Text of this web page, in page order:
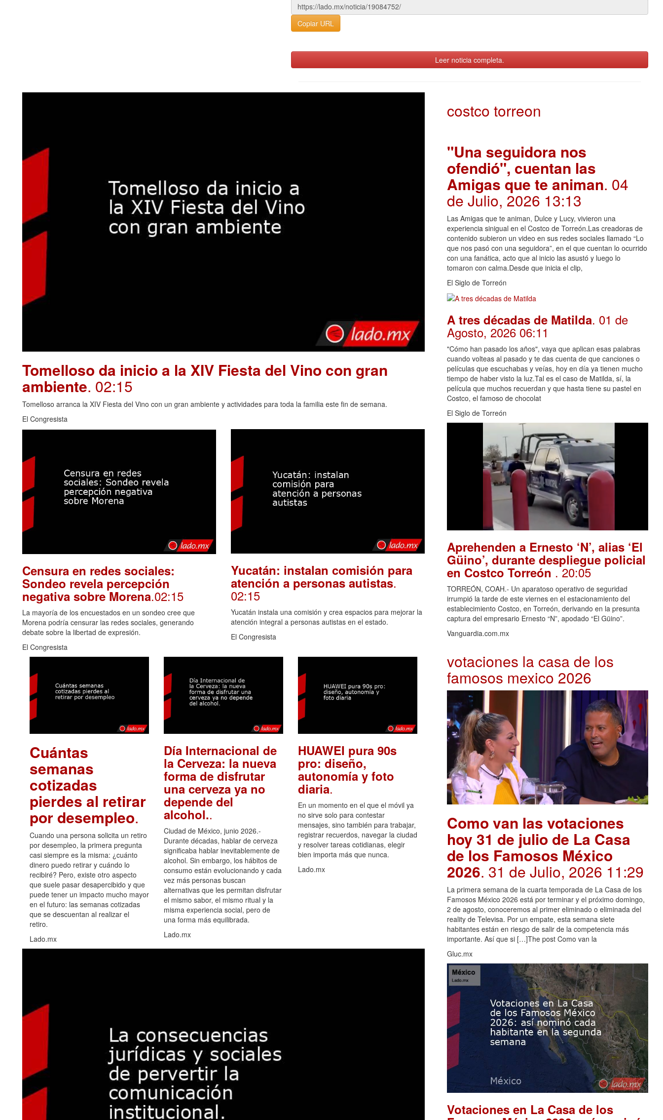
Copiar URL
Leer noticia completa.
Tomelloso da inicio a la XIV Fiesta del Vino con gran
ambiente. 02:15
Tomelloso arranca la XIV Fiesta del Vino con un gran ambiente y actividades para toda la familia este fin de semana.
El Congresista
Censura en redes sociales:
Sondeo revela percepción
negativa sobre Morena.02:15
La mayoría de los encuestados en un sondeo cree que
Morena podría censurar las redes sociales, generando
debate sobre la libertad de expresión.
El Congresista
Yucatán: instalan comisión para
atención a personas autistas.
02:15
Yucatán instala una comisión y crea espacios para mejorar la
atención integral a personas autistas en el estado.
El Congresista
Cuántas
semanas
cotizadas
pierdes al retirar
por desempleo.
Cuando una persona solicita un retiro
por desempleo, la primera pregunta
casi siempre es la misma: ¿cuánto
dinero puedo retirar y cuándo lo
recibiré? Pero, existe otro aspecto
que suele pasar desapercibido y que
puede tener un impacto mucho mayor
en el futuro: las semanas cotizadas
que se descuentan al realizar el
retiro.
Lado.mx
Día Internacional de
la Cerveza: la nueva
forma de disfrutar
una cerveza ya no
depende del
alcohol..
Ciudad de México, junio 2026.-
Durante décadas, hablar de cerveza
significaba hablar inevitablemente de
alcohol. Sin embargo, los hábitos de
consumo están evolucionando y cada
vez más personas buscan
alternativas que les permitan disfrutar
el mismo sabor, el mismo ritual y la
misma experiencia social, pero de
una forma más equilibrada.
Lado.mx
HUAWEI pura 90s
pro: diseño,
autonomía y foto
diaria.
En un momento en el que el móvil ya
no sirve solo para contestar
mensajes, sino también para trabajar,
registrar recuerdos, navegar la ciudad
y resolver tareas cotidianas, elegir
bien importa más que nunca.
Lado.mx
costco torreon
"Una seguidora nos
ofendió", cuentan las
Amigas que te animan. 04
de Julio, 2026 13:13
Las Amigas que te animan, Dulce y Lucy, vivieron una
experiencia sinigual en el Costco de Torreón.Las creadoras de
contenido subieron un video en sus redes sociales llamado “Lo
que nos pasó con una seguidora”, en el que cuentan lo ocurrido
con una fanática, acto que al inicio las asustó y luego lo
tomaron con calma.Desde que inicia el clip,
El Siglo de Torreón
A tres décadas de Matilda. 01 de
Agosto, 2026 06:11
"Cómo han pasado los años", vaya que aplican esas palabras
cuando volteas al pasado y te das cuenta de que canciones o
películas que escuchabas y veías, hoy en día ya tienen mucho
tiempo de haber visto la luz.Tal es el caso de Matilda, sí, la
película que muchos recuerdan y que hasta tiene su pastel en
Costco, el famoso de chocolat
El Siglo de Torreón
Aprehenden a Ernesto ‘N’, alias ‘El
Güino’, durante despliegue policial
en Costco Torreón . 20:05
TORREÓN, COAH.- Un aparatoso operativo de seguridad
irrumpió la tarde de este viernes en el estacionamiento del
establecimiento Costco, en Torreón, derivando en la presunta
captura del empresario Ernesto “N”, apodado “El Güino”.
Vanguardia.com.mx
votaciones la casa de los
famosos mexico 2026
Como van las votaciones
hoy 31 de julio de La Casa
de los Famosos México
2026. 31 de Julio, 2026 11:29
La primera semana de la cuarta temporada de La Casa de los
Famosos México 2026 está por terminar y el próximo domingo,
2 de agosto, conoceremos al primer eliminado o eliminada del
reality de Televisa. Por un empate, esta semana siete
habitantes están en riesgo de salir de la competencia más
importante. Así que si […]The post Como van la
Gluc.mx
Votaciones en La Casa de los